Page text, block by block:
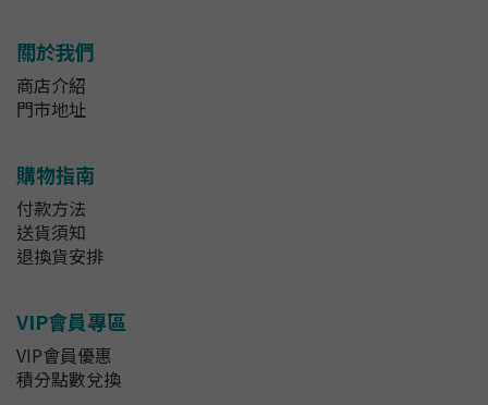
關於我們
商店介紹
門市地址
購物指南
付款方法
送貨須知
退換貨安排
VIP會員專區
VIP會員優惠
積分點數兌換